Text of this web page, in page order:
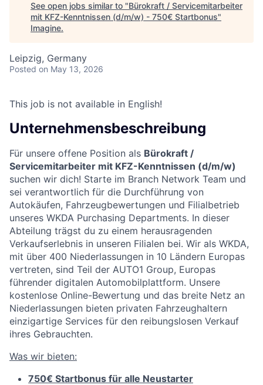
See open jobs similar to "Bürokraft / Servicemitarbeiter
mit KFZ-Kenntnissen (d/m/w) - 750€ Startbonus"
Imagine.
Leipzig, Germany
Posted on May 13, 2026
This job is not available in English!
Unternehmensbeschreibung
Für unsere offene Position als Bürokraft /
Servicemitarbeiter mit KFZ-Kenntnissen (d/m/w)
suchen wir dich! Starte im Branch Network Team und
sei verantwortlich für die Durchführung von
Autokäufen, Fahrzeugbewertungen und Filialbetrieb
unseres WKDA Purchasing Departments. In dieser
Abteilung trägst du zu einem herausragenden
Verkaufserlebnis in unseren Filialen bei. Wir als WKDA,
mit über 400 Niederlassungen in 10 Ländern Europas
vertreten, sind Teil der AUTO1 Group, Europas
führender digitalen Automobilplattform. Unsere
kostenlose Online-Bewertung und das breite Netz an
Niederlassungen bieten privaten Fahrzeughaltern
einzigartige Services für den reibungslosen Verkauf
ihres Gebrauchten.
Was wir bieten:
750€ Startbonus für alle Neustarter